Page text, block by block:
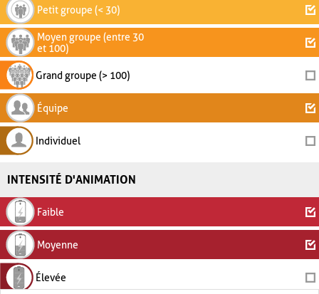
Petit groupe (< 30)
Moyen groupe (entre 30
et 100)
Grand groupe (> 100)
Équipe
Individuel
INTENSITÉ D'ANIMATION
Faible
Moyenne
Élevée